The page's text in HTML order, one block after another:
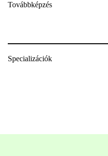
Továbbképzés
Specializációk